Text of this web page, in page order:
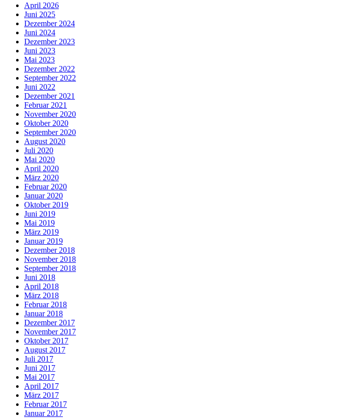
April 2026
Juni 2025
Dezember 2024
Juni 2024
Dezember 2023
Juni 2023
Mai 2023
Dezember 2022
September 2022
Juni 2022
Dezember 2021
Februar 2021
November 2020
Oktober 2020
September 2020
August 2020
Juli 2020
Mai 2020
April 2020
März 2020
Februar 2020
Januar 2020
Oktober 2019
Juni 2019
Mai 2019
März 2019
Januar 2019
Dezember 2018
November 2018
September 2018
Juni 2018
April 2018
März 2018
Februar 2018
Januar 2018
Dezember 2017
November 2017
Oktober 2017
August 2017
Juli 2017
Juni 2017
Mai 2017
April 2017
März 2017
Februar 2017
Januar 2017